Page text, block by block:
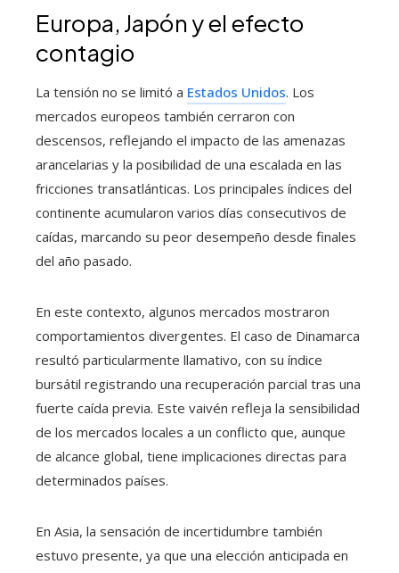
Europa, Japón y el efecto
contagio
La tensión no se limitó a Estados Unidos. Los
mercados europeos también cerraron con
descensos, reflejando el impacto de las amenazas
arancelarias y la posibilidad de una escalada en las
fricciones transatlánticas. Los principales índices del
continente acumularon varios días consecutivos de
caídas, marcando su peor desempeño desde finales
del año pasado.
En este contexto, algunos mercados mostraron
comportamientos divergentes. El caso de Dinamarca
resultó particularmente llamativo, con su índice
bursátil registrando una recuperación parcial tras una
fuerte caída previa. Este vaivén refleja la sensibilidad
de los mercados locales a un conflicto que, aunque
de alcance global, tiene implicaciones directas para
determinados países.
En Asia, la sensación de incertidumbre también
estuvo presente, ya que una elección anticipada en